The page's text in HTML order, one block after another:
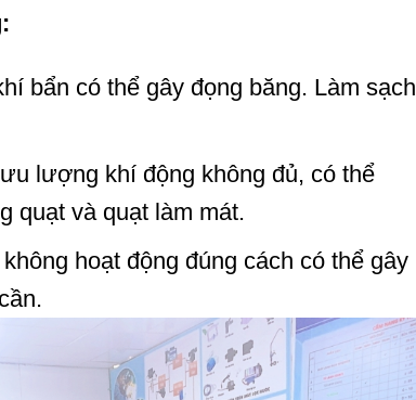
bẩn có thể gây đọng băng. Làm sạch
lượng khí động không đủ, có thể
quạt và quạt làm mát.
hoạt động đúng cách có thể gây